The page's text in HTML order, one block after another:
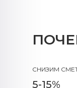
СНИЗИМ
5-15%